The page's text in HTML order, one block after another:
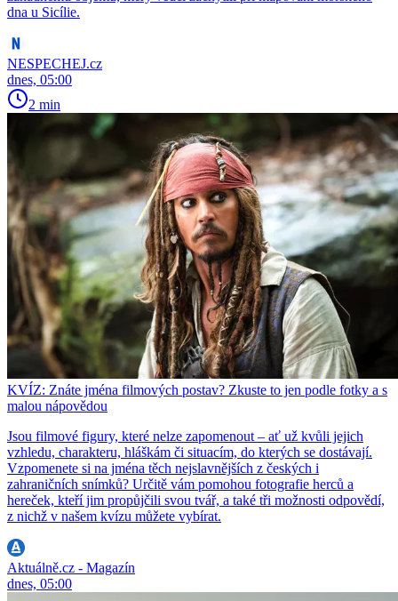
dna u Sicílie.
NESPECHEJ.cz
dnes, 05:00
2 min
KVÍZ: Znáte jména filmových postav? Zkuste to jen podle fotky a s
malou nápovědou
Jsou filmové figury, které nelze zapomenout – ať už kvůli jejich
vzhledu, charakteru, hláškám či situacím, do kterých se dostávají.
Vzpomenete si na jména těch nejslavnějších z českých i
zahraničních snímků? Určitě vám pomohou fotografie herců a
hereček, kteří jim propůjčili svou tvář, a také tři možnosti odpovědí,
z nichž v našem kvízu můžete vybírat.
Aktuálně.cz - Magazín
dnes, 05:00